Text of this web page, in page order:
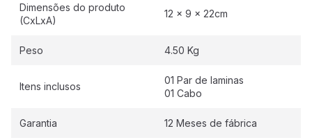
Dimensões do produto
(CxLxA)
12 x 9 x 22cm
Peso 4.50 Kg
Itens inclusos
01 Par de laminas
01 Cabo
Garantia 12 Meses de fábrica